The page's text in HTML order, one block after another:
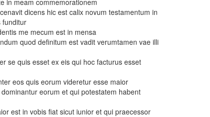
in meam commemorationem
dicens hic est calix novum testamentum in
funditur
me mecum est in mensa
quod definitum est vadit verumtamen vae illi
se quis esset ex eis qui hoc facturus esset
eos quis eorum videretur esse maior
eorum et qui potestatem habent
est in vobis fiat sicut iunior et qui praecessor